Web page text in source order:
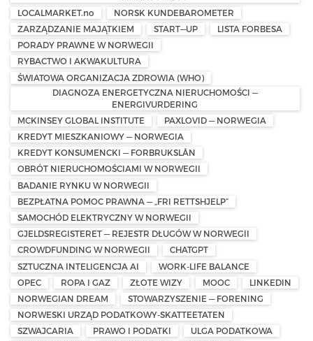
LOCALMARKET.no
NORSK KUNDEBAROMETER
ZARZĄDZANIE MAJĄTKIEM
START—UP
LISTA FORBESA
PORADY PRAWNE W NORWEGII
RYBACTWO I AKWAKULTURA
ŚWIATOWA ORGANIZACJA ZDROWIA (WHO)
DIAGNOZA ENERGETYCZNA NIERUCHOMOŚCI —
ENERGIVURDERING
MCKINSEY GLOBAL INSTITUTE
PAXLOVID — NORWEGIA
KREDYT MIESZKANIOWY — NORWEGIA
KREDYT KONSUMENCKI — FORBRUKSLÅN
OBRÓT NIERUCHOMOŚCIAMI W NORWEGII
BADANIE RYNKU W NORWEGII
BEZPŁATNA POMOC PRAWNA — „FRI RETTSHJELP”
SAMOCHÓD ELEKTRYCZNY W NORWEGII
GJELDSREGISTERET — REJESTR DŁUGÓW W NORWEGII
CROWDFUNDING W NORWEGII
CHATGPT
SZTUCZNA INTELIGENCJA AI
WORK-LIFE BALANCE
OPEC
ROPA I GAZ ZŁOTE WIZY MOOC
LINKEDIN
NORWEGIAN DREAM
STOWARZYSZENIE — FORENING
NORWESKI URZĄD PODATKOWY-SKATTEETATEN
SZWAJCARIA
PRAWO I PODATKI
ULGA PODATKOWA